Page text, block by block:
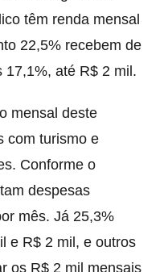
têm renda mensal
22,5% recebem de
17,1%, até R$ 2 mil.
mensal deste
com turismo e
Conforme o
despesas
mês. Já 25,3%
e R$ 2 mil, e outros
os R$ 2 mil mensais